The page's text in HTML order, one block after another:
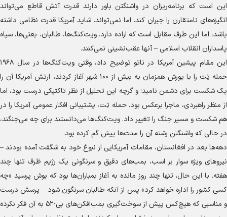
این است که برنامه‌ریزان در واشنگتن باور دارند قدرت آتش قاطع می‌تواند
انگیزه‌های نامتقارن را جبران کند. اما نمی‌تواند. شاید آمریکا قدرت نظامی داشته
باشد، اما این طرف مقابل است که اراده دارد. ویت‌کنگ‌ها، طالبان، بعثی‌ها، سپاه
پاسداران انقلاب اسلامی – آنها عقب‌نشینی نمی‌کنند.
این مقام پیشین آمریکا در ناتو توضیح داد، وقتی ویت‌کنگ‌ها در سال ۱۹۶۸
حمله تِت را با یورش همزمان به بیش از ۱۰۰ شهر آغاز کردند، ارتش آمریکا آن را
یک شکست برای دشمن نامید؛ و گرچه این تحلیل از نظر تاکتیکی درست بود، اما
از منظر راهبردی، ماجرا برعکس بود. حمله تِت، پشتیبانی افکار عمومی آمریکا را در
هم شکست و مسیر جنگ را تغییر داد. ویت‌کنگ‌ها می‌دانستند برای چه می‌جنگند،
در حالی که واشنگتن رشته آن را مدت‌ها پیش گم کرده بود.
دهه‌ها بعد در افغانستان، مقامات آمریکایی از نبوغ خود به شگفت آمده بودند –
نیرو‌های ویژه سوار بر اسب، بمب‌های دقیق و سرنگونی یک رژیم ظرف تنها چند
هفته. با این حال، تنها چند روز مانده به آغاز بمباران‌ها بود که بوش پرسید «چه
کسی کشور را اداره خواهد کرد» پس از آنکه طالبان سرنگون شود – پرسش درست
و مناسبی که هیچ‌کس پیش از سوخت‌گیری بمب‌افکن‌های بی-۵۲ به آن فکر نکرده